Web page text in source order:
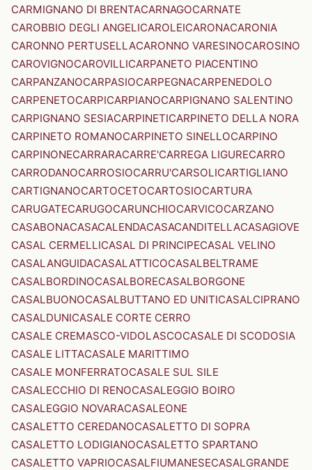
CARMIGNANO DI BRENTACARNAGOCARNATE
CAROBBIO DEGLI ANGELICAROLEICARONACARONIA
CARONNO PERTUSELLACARONNO VARESINOCAROSINO
CAROVIGNOCAROVILLICARPANETO PIACENTINO
CARPANZANOCARPASIOCARPEGNACARPENEDOLO
CARPENETOCARPICARPIANOCARPIGNANO SALENTINO
CARPIGNANO SESIACARPINETICARPINETO DELLA NORA
CARPINETO ROMANOCARPINETO SINELLOCARPINO
CARPINONECARRARACARRE'CARREGA LIGURECARRO
CARRODANOCARROSIOCARRU'CARSOLICARTIGLIANO
CARTIGNANOCARTOCETOCARTOSIOCARTURA
CARUGATECARUGOCARUNCHIOCARVICOCARZANO
CASABONACASACALENDACASACANDITELLACASAGIOVE
CASAL CERMELLICASAL DI PRINCIPECASAL VELINO
CASALANGUIDACASALATTICOCASALBELTRAME
CASALBORDINOCASALBORECASALBORGONE
CASALBUONOCASALBUTTANO ED UNITICASALCIPRANO
CASALDUNICASALE CORTE CERRO
CASALE CREMASCO-VIDOLASCOCASALE DI SCODOSIA
CASALE LITTACASALE MARITTIMO
CASALE MONFERRATOCASALE SUL SILE
CASALECCHIO DI RENOCASALEGGIO BOIRO
CASALEGGIO NOVARACASALEONE
CASALETTO CEREDANOCASALETTO DI SOPRA
CASALETTO LODIGIANOCASALETTO SPARTANO
CASALETTO VAPRIOCASALFIUMANESECASALGRANDE